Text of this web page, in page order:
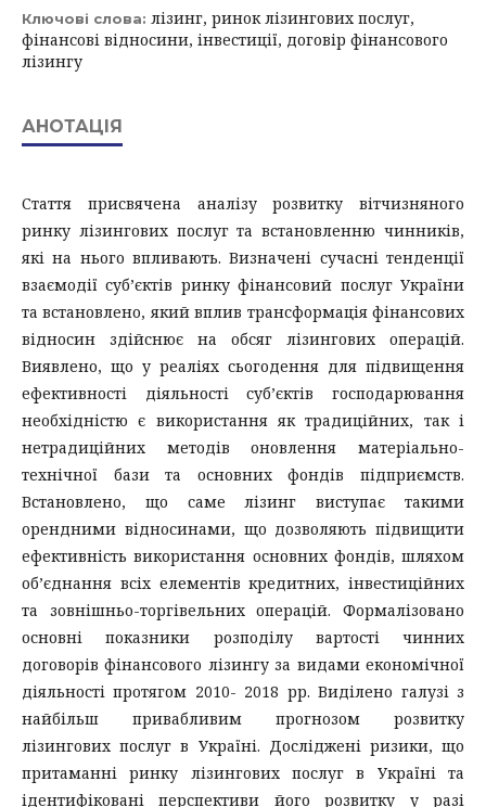
Ключові слова: лізинг, ринок лізингових послуг,
фінансові відносини, інвестиції, договір фінансового
лізингу
АНОТАЦІЯ
Стаття присвячена аналізу розвитку вітчизняного
ринку лізингових послуг та встановленню чинників,
які на нього впливають. Визначені сучасні тенденції
взаємодії суб’єктів ринку фінансовий послуг України
та встановлено, який вплив трансформація фінансових
відносин здійснює на обсяг лізингових операцій.
Виявлено, що у реаліях сьогодення для підвищення
ефективності діяльності суб’єктів господарювання
необхідністю є використання як традиційних, так і
нетрадиційних методів оновлення матеріально-
технічної бази та основних фондів підприємств.
Встановлено, що саме лізинг виступає такими
орендними відносинами, що дозволяють підвищити
ефективність використання основних фондів, шляхом
об’єднання всіх елементів кредитних, інвестиційних
та зовнішньо-торгівельних операцій. Формалізовано
основні показники розподілу вартості чинних
договорів фінансового лізингу за видами економічної
діяльності протягом 2010- 2018 рр. Виділено галузі з
найбільш привабливим прогнозом розвитку
лізингових послуг в Україні. Досліджені ризики, що
притаманні ринку лізингових послуг в Україні та
ідентифіковані перспективи його розвитку у разі